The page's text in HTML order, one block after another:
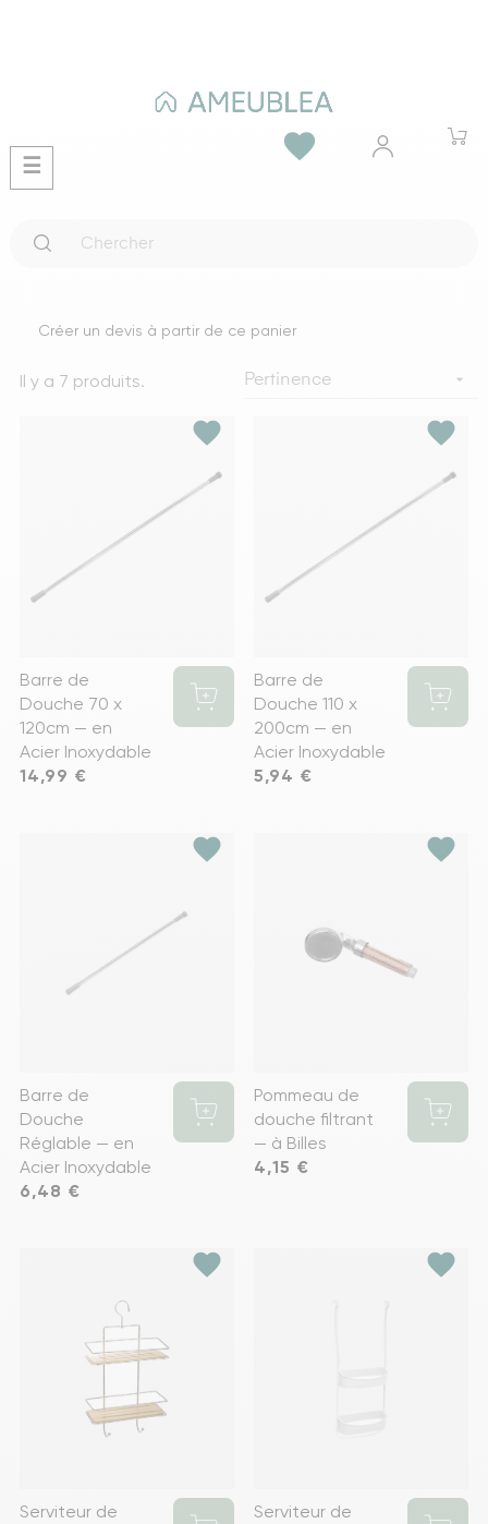
Basculer
la
☰
favorite
Créer un devis à partir de ce panier
Il y a 7 produits. Pertinence 
favorite
Barre de
Douche 70 x
120cm — en
Acier Inoxydable
Prix
14,99 €
favorite
Barre de
Douche 110 x
200cm — en
Acier Inoxydable
Prix
5,94 €
favorite
Barre de
Douche
Réglable — en
Acier Inoxydable
Prix
6,48 €
favorite
Pommeau de
douche filtrant
— à Billes
Prix
4,15 €
favorite
Serviteur de
favorite
Serviteur de